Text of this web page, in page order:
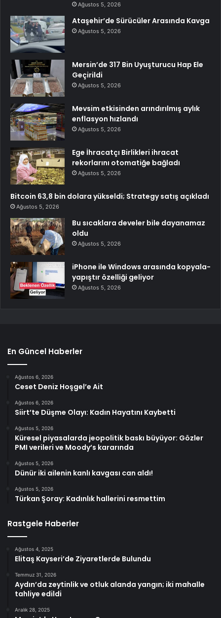
Ağustos 5, 2026
Ataşehir’de Sürücüler Arasında Kavga
Ağustos 5, 2026
Mersin’de 317 Bin Uyuşturucu Hap Ele
Geçirildi
Ağustos 5, 2026
Mevsim etkisinden arındırılmış aylık
enflasyon hızlandı
Ağustos 5, 2026
Ege İhracatçı Birlikleri ihracat
rekorlarını otomatiğe bağladı
Ağustos 5, 2026
Bitcoin 63,8 bin dolara yükseldi; Strategy satış açıkladı
Ağustos 5, 2026
Bu sıcaklara develer bile dayanamaz
oldu
Ağustos 5, 2026
iPhone ile Windows arasında kopyala-
yapıştır özelliği geliyor
Ağustos 5, 2026
En Güncel Haberler
Ağustos 6, 2026
Ceset Deniz Hoşgel’e Ait
Ağustos 6, 2026
Siirt’te Düşme Olayı: Kadın Hayatını Kaybetti
Ağustos 5, 2026
Küresel piyasalarda jeopolitik baskı büyüyor: Gözler
PMI verileri ve Moody’s kararında
Ağustos 5, 2026
Dünür iki ailenin kanlı kavgası can aldı!
Ağustos 5, 2026
Türkan Şoray: Kadınlık hallerini resmettim
Rastgele Haberler
Ağustos 4, 2025
Elitaş Kayseri’de Ziyaretlerde Bulundu
Temmuz 31, 2026
Aydın’da zeytinlik ve otluk alanda yangın; iki mahalle
tahliye edildi
Aralık 28, 2025